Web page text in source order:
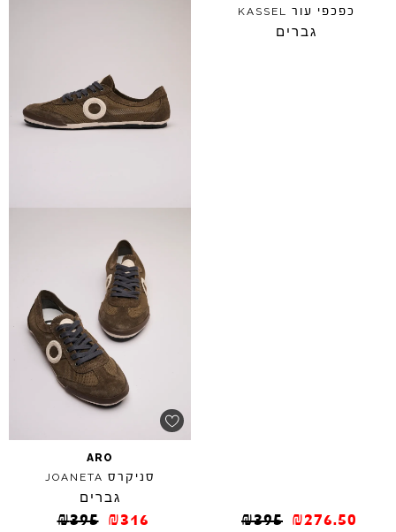
כפכפי עור KASSEL
גברים
₪395 ₪276.50
ARO
סניקרס JOANETA
גברים
₪395 ₪316